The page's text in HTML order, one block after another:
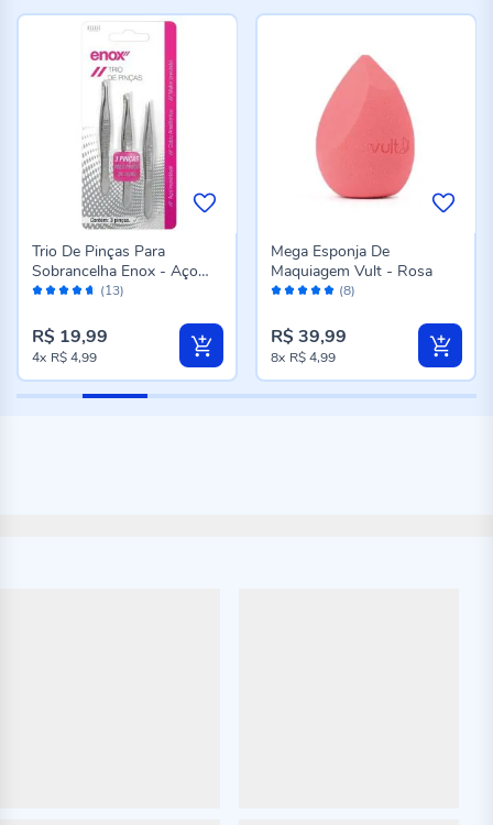
Avaliação: (13)
Trio De Pinças Para
Sobrancelha Enox - Aço
Inox
R$ 19,99
4x R$ 4,99
Avaliação: (8)
Mega Esponja De
Maquiagem Vult - Rosa
R$ 39,99
8x R$ 4,99